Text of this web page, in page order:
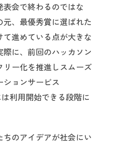
会で終わるのではな
元、最優秀賞に選ばれた
進めている点が大きな
に、前回のハッカソン
リー化を推進しスムーズ
ションサービス
利用開始できる段階に
ちのアイデアが社会にい